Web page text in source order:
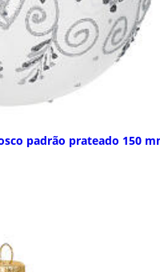
padrão prateado 150